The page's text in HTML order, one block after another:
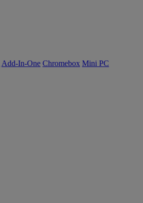
Add-In-One Chromebox Mini PC